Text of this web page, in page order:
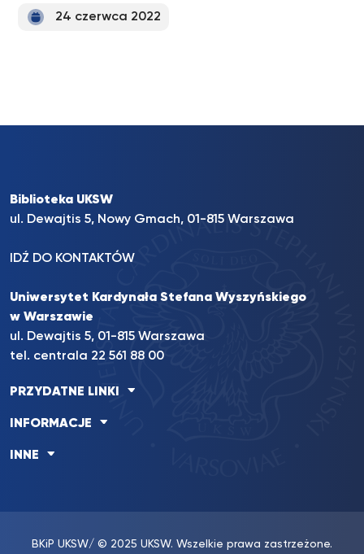
24 czerwca 2022
Biblioteka UKSW
ul. Dewajtis 5, Nowy Gmach, 01-815 Warszawa
IDŹ DO KONTAKTÓW
Uniwersytet Kardynała Stefana Wyszyńskiego
w Warszawie
ul. Dewajtis 5, 01-815 Warszawa
tel. centrala 22 561 88 00
PRZYDATNE LINKI
INFORMACJE
INNE
BKiP UKSW/ © 2025 UKSW. Wszelkie prawa zastrzeżone.